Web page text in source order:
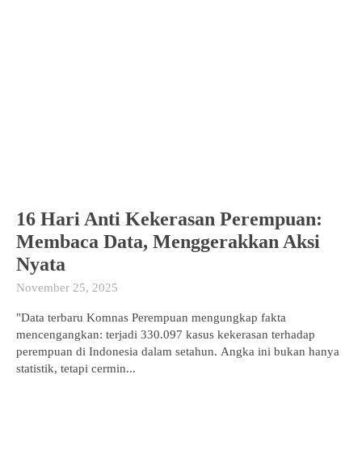
16 Hari Anti Kekerasan Perempuan:
Membaca Data, Menggerakkan Aksi
Nyata
November 25, 2025
"Data terbaru Komnas Perempuan mengungkap fakta
mencengangkan: terjadi 330.097 kasus kekerasan terhadap
perempuan di Indonesia dalam setahun. Angka ini bukan hanya
statistik, tetapi cermin...